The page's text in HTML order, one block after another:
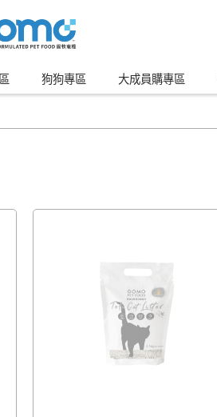
狗狗專區 大成員購專區